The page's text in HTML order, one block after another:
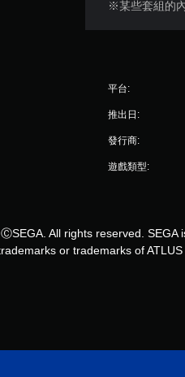
※某些套組的
平台:
推出日:
發行商:
遊戲類型:
All rights reserved. SEGA
or trademarks of